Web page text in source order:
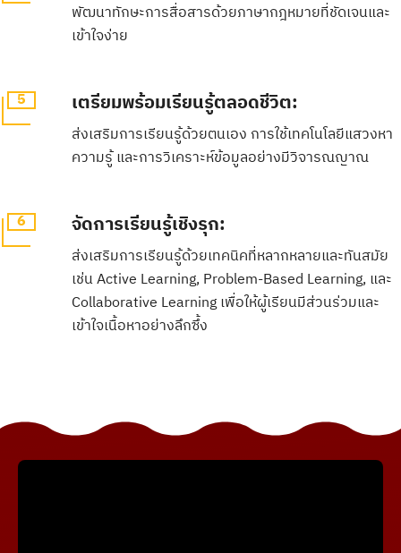
พัฒนาทักษะการสื่อสารด้วยภาษากฎหมายที่ชัดเจนและ
เข้าใจง่าย
5 เตรียมพร้อมเรียนรู้ตลอดชีวิต:
ส่งเสริมการเรียนรู้ด้วยตนเอง การใช้เทคโนโลยีแสวงหา
ความรู้ และการวิเคราะห์ข้อมูลอย่างมีวิจารณญาณ
6 จัดการเรียนรู้เชิงรุก:
ส่งเสริมการเรียนรู้ด้วยเทคนิคที่หลากหลายและทันสมัย
เช่น Active Learning, Problem-Based Learning, และ
Collaborative Learning เพื่อให้ผู้เรียนมีส่วนร่วมและ
เข้าใจเนื้อหาอย่างลึกซึ้ง